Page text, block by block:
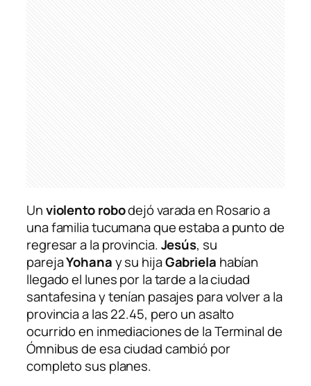
Unviolento robodejó varada en Rosario a
una familia tucumana que estaba a punto de
regresar a la provincia.Jesús, su
parejaYohanay su hijaGabriela habían
llegado el lunes por la tarde a la ciudad
santafesina y tenían pasajes para volver a la
provincia a las 22.45, pero un asalto
ocurrido en inmediaciones de la Terminal de
Ómnibus de esa ciudad cambió por
completo sus planes.